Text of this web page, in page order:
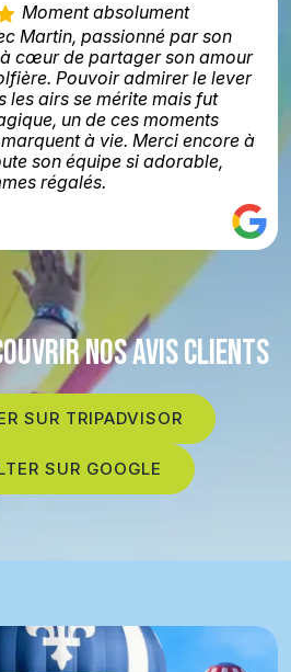
Moment absolument
Martin, passionné par son
cœur de partager son amour
Pouvoir admirer le lever
les airs se mérite mais fut
un de ces moments
à vie. Merci encore à
son équipe si adorable,
régalés.
NOS AVIS CLIENTS
SUR TRIPADVISOR
SUR GOOGLE